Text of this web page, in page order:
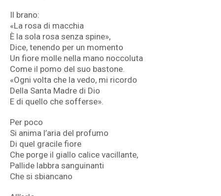
Il brano:
«La rosa di macchia
È la sola rosa senza spine»,
Dice, tenendo per un momento
Un fiore molle nella mano noccoluta
Come il pomo del suo bastone.
«Ogni volta che la vedo, mi ricordo
Della Santa Madre di Dio
E di quello che sofferse».
Per poco
Si anima l’aria del profumo
Di quel gracile fiore
Che porge il giallo calice vacillante,
Pallide labbra sanguinanti
Che si sbiancano